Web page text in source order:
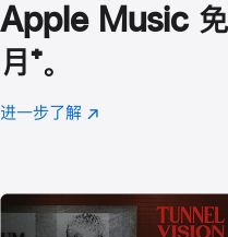
Apple Music
月 脚
注
⁺。
进一步了解 Apple
(在
口
中